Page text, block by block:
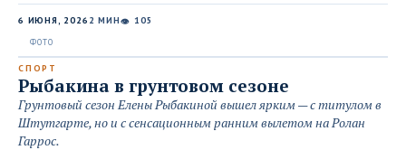
6 ИЮНЯ, 2026 2 МИН👁 105
СПОРТ
Рыбакина в грунтовом сезоне
Грунтовый сезон Елены Рыбакиной вышел ярким — с титулом в
Штутгарте, но и с сенсационным ранним вылетом на Ролан
Гаррос.